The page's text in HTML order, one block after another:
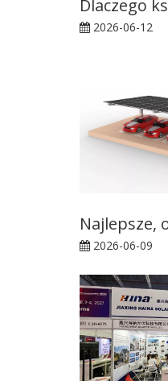
2026-06-12
2026-06-09